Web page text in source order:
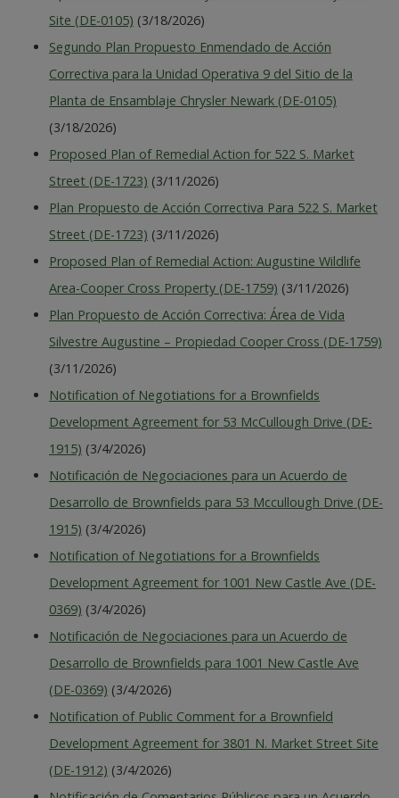
Site (DE-0105) (3/18/2026)
Segundo Plan Propuesto Enmendado de Acción
Correctiva para la Unidad Operativa 9 del Sitio de la
Planta de Ensamblaje Chrysler Newark (DE-0105)
(3/18/2026)
Proposed Plan of Remedial Action for 522 S. Market
Street (DE-1723) (3/11/2026)
Plan Propuesto de Acción Correctiva Para 522 S. Market
Street (DE-1723) (3/11/2026)
Proposed Plan of Remedial Action: Augustine Wildlife
Area-Cooper Cross Property (DE-1759) (3/11/2026)
Plan Propuesto de Acción Correctiva: Área de Vida
Silvestre Augustine – Propiedad Cooper Cross (DE-1759)
(3/11/2026)
Notification of Negotiations for a Brownfields
Development Agreement for 53 McCullough Drive (DE-
1915) (3/4/2026)
Notificación de Negociaciones para un Acuerdo de
Desarrollo de Brownfields para 53 Mccullough Drive (DE-
1915) (3/4/2026)
Notification of Negotiations for a Brownfields
Development Agreement for 1001 New Castle Ave (DE-
0369) (3/4/2026)
Notificación de Negociaciones para un Acuerdo de
Desarrollo de Brownfields para 1001 New Castle Ave
(DE-0369) (3/4/2026)
Notification of Public Comment for a Brownfield
Development Agreement for 3801 N. Market Street Site
(DE-1912) (3/4/2026)